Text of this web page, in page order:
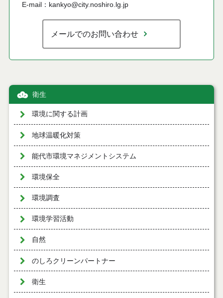
E-mail：kankyo@city.noshiro.lg.jp
メールでのお問い合わせ
衛生
環境に関する計画
地球温暖化対策
能代市環境マネジメントシステム
環境保全
環境調査
環境学習活動
自然
のしろクリーンパートナー
衛生